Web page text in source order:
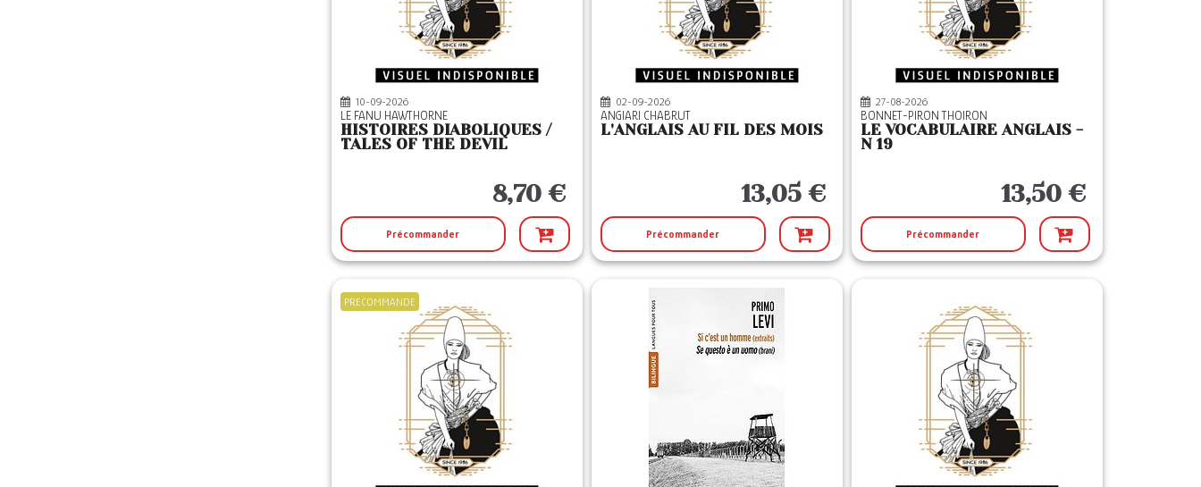
10-09-2026
LE FANU HAWTHORNE
HISTOIRES DIABOLIQUES /
TALES OF THE DEVIL
8,70 €
Précommander
02-09-2026
ANGIARI CHABRUT
L'ANGLAIS AU FIL DES MOIS
13,05 €
Précommander
27-08-2026
BONNET-PIRON THOIRON
LE VOCABULAIRE ANGLAIS -
N 19
13,50 €
Précommander
PRECOMMANDE